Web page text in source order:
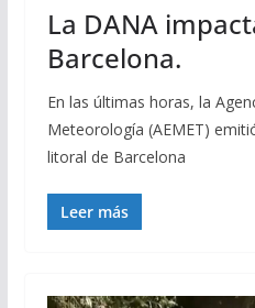
La DANA
Barcelona.
En las últimas horas, la
Meteorología (AEMET)
litoral de Barcelona
Leer más